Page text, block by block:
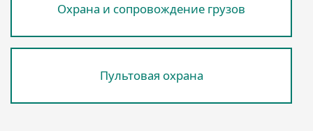
Охрана и сопровождение грузов
Пультовая охрана